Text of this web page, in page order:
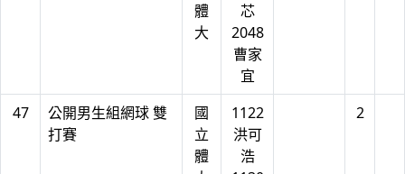
體
大
芯
2048
曹家
宜
47
公開男生組網球 雙
打賽
國
立
體
1122
洪可
浩
2